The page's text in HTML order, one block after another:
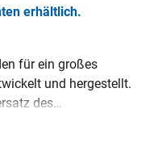
erhältlich.
für ein großes
und hergestellt.
des
Universal-Luftfilter
versehen, die